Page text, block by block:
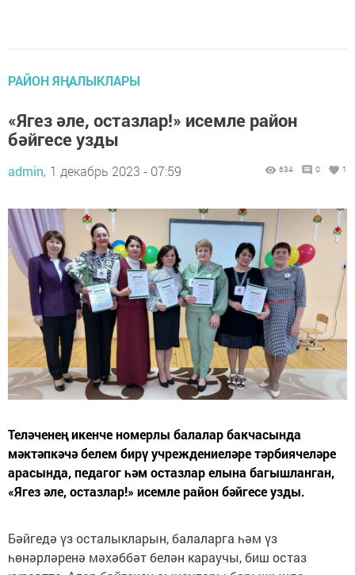
РАЙОН ЯҢАЛЫКЛАРЫ
«Ягез әле, остазлар!» исемле район
бәйгесе узды
admin, 1 декабрь 2023 - 07:59 634 0 1
Теләченең икенче номерлы балалар бакчасында
мәктәпкәчә белем бирү учреждениеләре тәрбиячеләре
арасында, педагог һәм остазлар елына багышланган,
«Ягез әле, остазлар!» исемле район бәйгесе узды.
Бәйгедә үз осталыкларын, балаларга һәм үз
һөнәрләренә мәхәббәт белән караучы, биш остаз